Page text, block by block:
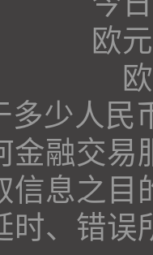
欧
多少人民
金融交
信息之目
时、错